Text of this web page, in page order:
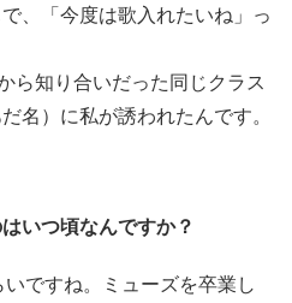
、「今度は歌入れたいね」っ
ら知り合いだった同じクラス
名）に私が誘われたんです。
いつ頃なんですか？
ですね。ミューズを卒業し